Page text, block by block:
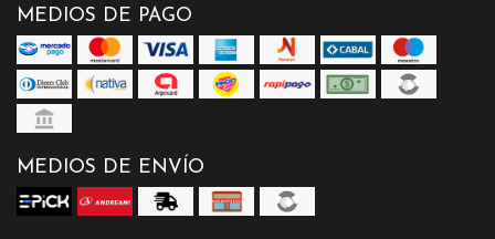
MEDIOS DE PAGO
MEDIOS DE ENVÍO